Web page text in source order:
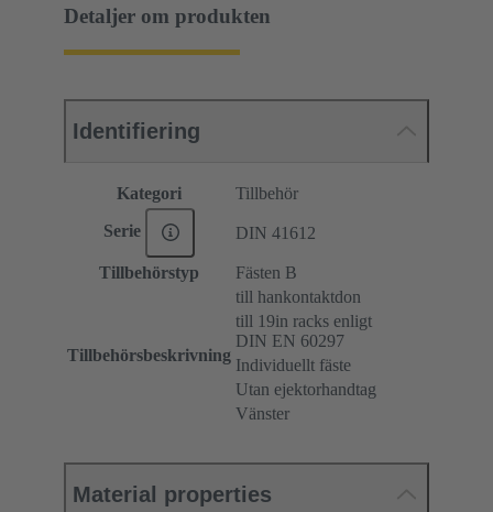
Detaljer om produkten
Identifiering
Kategori Tillbehör
Serie DIN 41612
Tillbehörstyp Fästen B
Tillbehörsbeskrivning
till hankontaktdon
till 19in racks enligt
DIN EN 60297
Individuellt fäste
Utan ejektorhandtag
Vänster
Material properties